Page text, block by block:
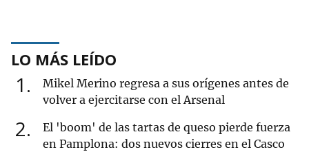
LO MÁS LEÍDO
1
Mikel Merino regresa a sus orígenes antes de
volver a ejercitarse con el Arsenal
2
El 'boom' de las tartas de queso pierde fuerza
en Pamplona: dos nuevos cierres en el Casco